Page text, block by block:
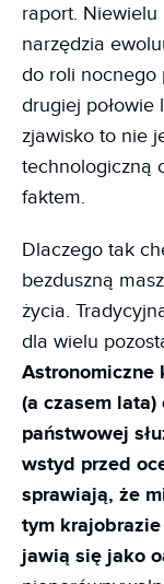
raport. Niewielu
narzędzia
do roli nocnego
drugiej połowie
zjawisko to nie
technologiczną
faktem.
Dlaczego tak
bezduszną
życia.
dla wielu
Astronomiczne
(a czasem
państwowej
wstyd przed
sprawiają, że
tym
jawią się jako